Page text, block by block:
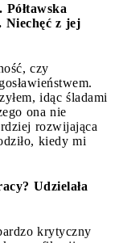
Półtawska
Niechęć z jej
czy
idąc śladami
ona nie
rozwijająca
kiedy mi
Udzielała
krytyczny